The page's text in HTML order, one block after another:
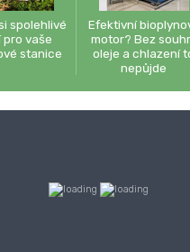
spolehlivé
pro vaše
stanice
Efektivní
motor? Bez
oleje a chlazení
nepůjde